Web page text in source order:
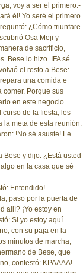
voy a ser el primero.-
él! Yo seré el primero.
¿Cómo triunfare
Osa Meji y
de sacrificio,
Bese lo hizo. IFA sé
el resto a Bese:
una comida e
comer. Porque sus
en este negocio.
curso de la fiesta, les
la meta de esta reunión.
!No sé asuste! Le
Bese y dijo: ¿Está usted
en la casa que sé
Entendido!
paso por la puerta de
allí? ¡Yo estoy en
Si yo estoy aquí.
con su paja en la
minutos de marcha,
de Bese, que
contestó: KPAAAA!